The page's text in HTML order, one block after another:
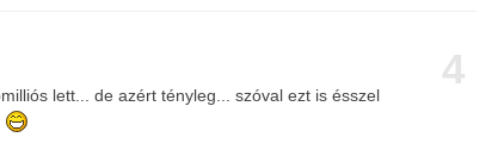
4
lett... de azért tényleg... szóval ezt is ésszel